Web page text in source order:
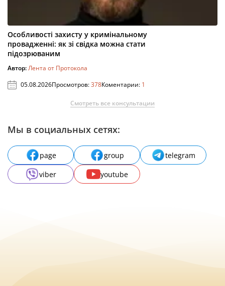
Особливості захисту у кримінальному
провадженні: як зі свідка можна стати
підозрюваним
Автор:Лента от Протокола
05.08.2026Просмотров:378Коментарии: 1
Смотреть все консультации
Мы в социальных сетях:
page group
telegram
viber
youtube